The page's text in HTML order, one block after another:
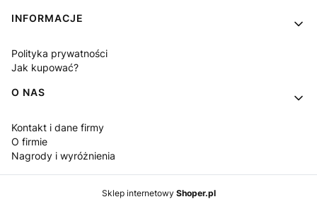
INFORMACJE
Polityka prywatności
Jak kupować?
O NAS
Kontakt i dane firmy
O firmie
Nagrody i wyróżnienia
Sklep internetowy Shoper.pl